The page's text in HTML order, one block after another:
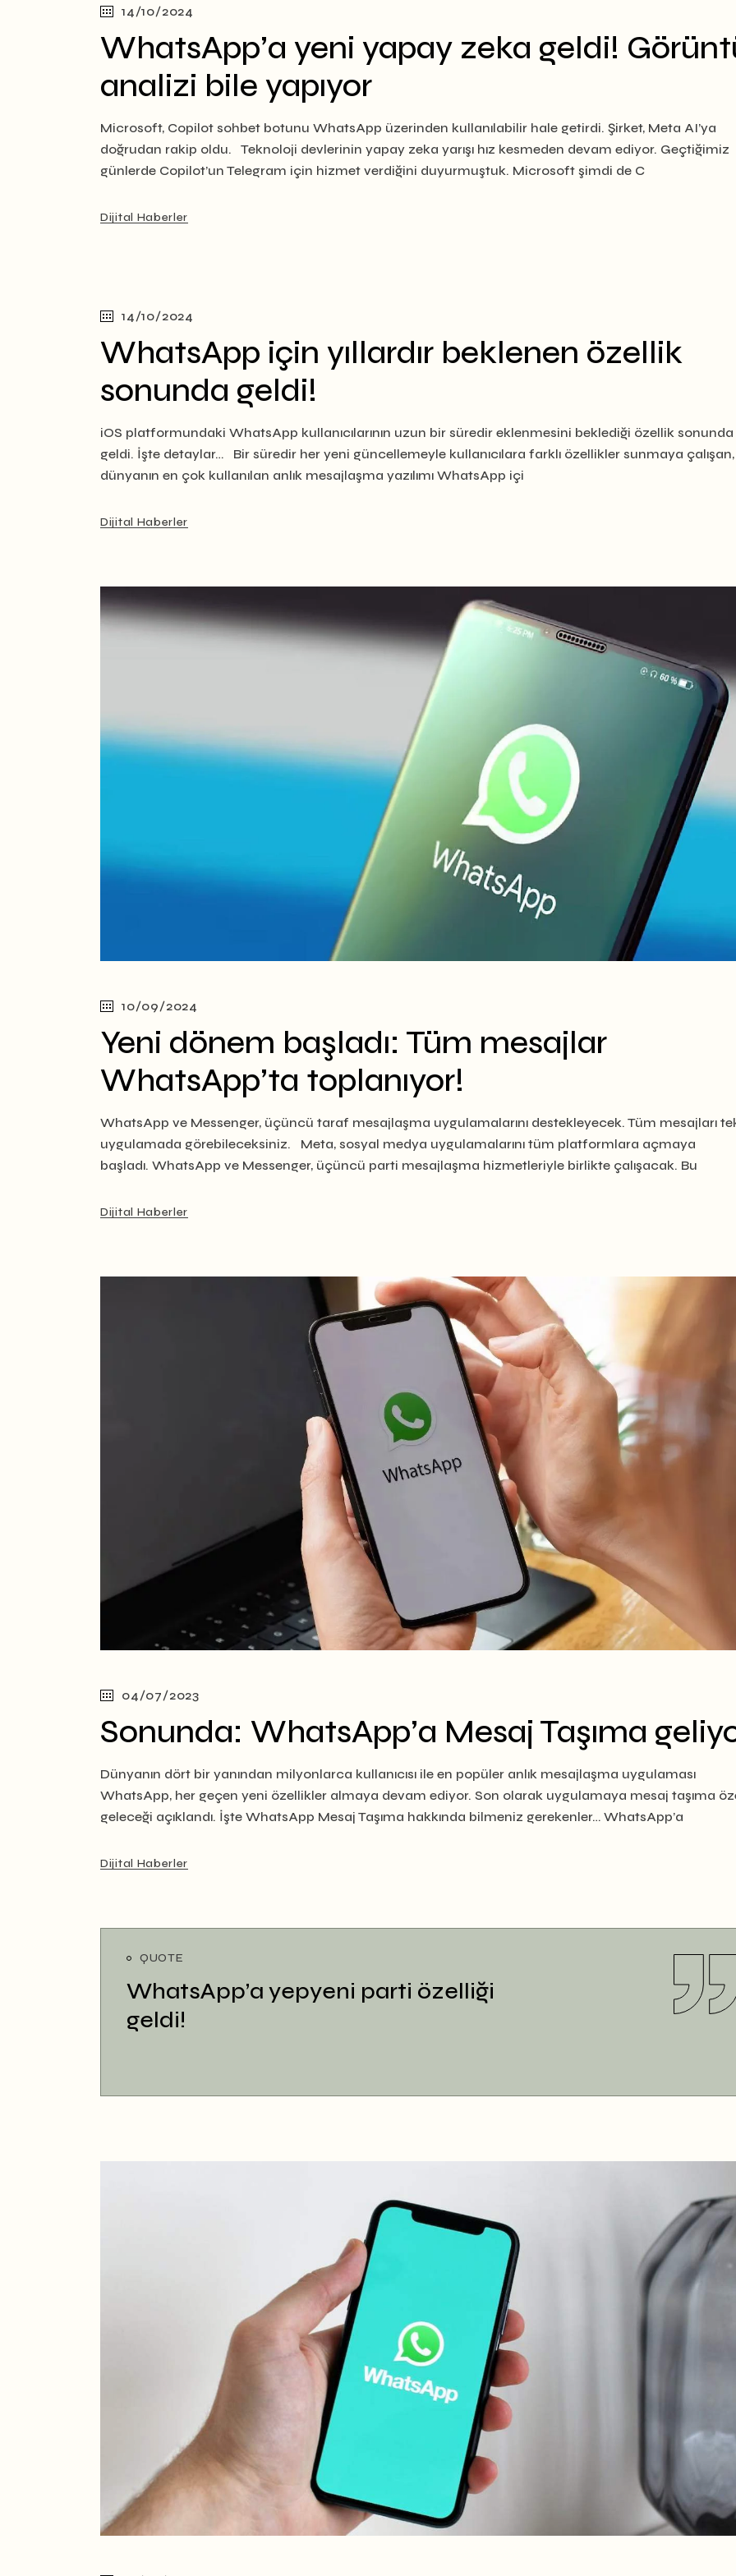
14/10/2024
WhatsApp’a yeni yapay zeka geldi!
analizi bile yapıyor
Microsoft, Copilot sohbet botunu WhatsApp üzerinden kullanılabilir hale getirdi. Şirket, Meta AI’ya
doğrudan rakip oldu. Teknoloji devlerinin yapay zeka yarışı hız kesmeden devam ediyor. Geçtiğimiz
günlerde Copilot’un Telegram için hizmet verdiğini duyurmuştuk. Microsoft şimdi de C
Dijital Haberler
14/10/2024
WhatsApp için yıllardır beklenen özellik
sonunda geldi!
iOS platformundaki WhatsApp kullanıcılarının uzun bir süredir eklenmesini beklediği özellik sonunda
geldi. İşte detaylar… Bir süredir her yeni güncellemeyle kullanıcılara farklı özellikler sunmaya çalışan,
dünyanın en çok kullanılan anlık mesajlaşma yazılımı WhatsApp içi
Dijital Haberler
10/09/2024
Yeni dönem başladı: Tüm mesajlar
WhatsApp’ta toplanıyor!
WhatsApp ve Messenger, üçüncü taraf mesajlaşma uygulamalarını destekleyecek. Tüm mesajları
uygulamada görebileceksiniz. Meta, sosyal medya uygulamalarını tüm platformlara açmaya
başladı. WhatsApp ve Messenger, üçüncü parti mesajlaşma hizmetleriyle birlikte çalışacak. Bu
Dijital Haberler
04/07/2023
Sonunda: WhatsApp’a Mesaj Taşıma
Dünyanın dört bir yanından milyonlarca kullanıcısı ile en popüler anlık mesajlaşma uygulaması
WhatsApp, her geçen yeni özellikler almaya devam ediyor. Son olarak uygulamaya mesaj taşıma
geleceği açıklandı. İşte WhatsApp Mesaj Taşıma hakkında bilmeniz gerekenler… WhatsApp’a
Dijital Haberler
QUOTE
WhatsApp’a yepyeni parti özelliği
geldi!